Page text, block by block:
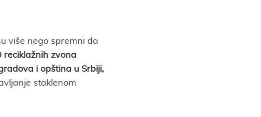
više nego spremni da
reciklažnih zvona
i opština u Srbiji,
staklenom